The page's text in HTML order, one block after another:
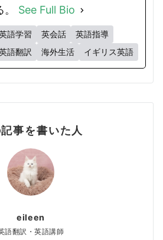
。 See Full Bio
語学習 英会話
英語指導
語翻訳
海外生活 イギリス英語
事を書いた人
eileen
語翻訳・英語講師